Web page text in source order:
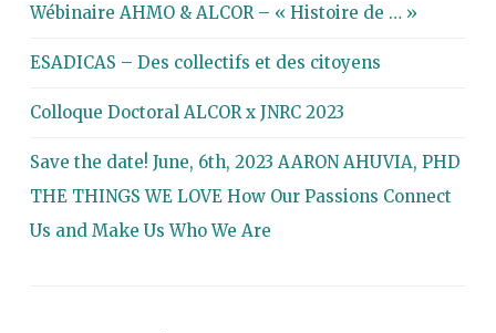
Wébinaire AHMO & ALCOR – « Histoire de … »
ESADICAS – Des collectifs et des citoyens
Colloque Doctoral ALCOR x JNRC 2023
Save the date! June, 6th, 2023 AARON AHUVIA, PHD
THE THINGS WE LOVE How Our Passions Connect
Us and Make Us Who We Are